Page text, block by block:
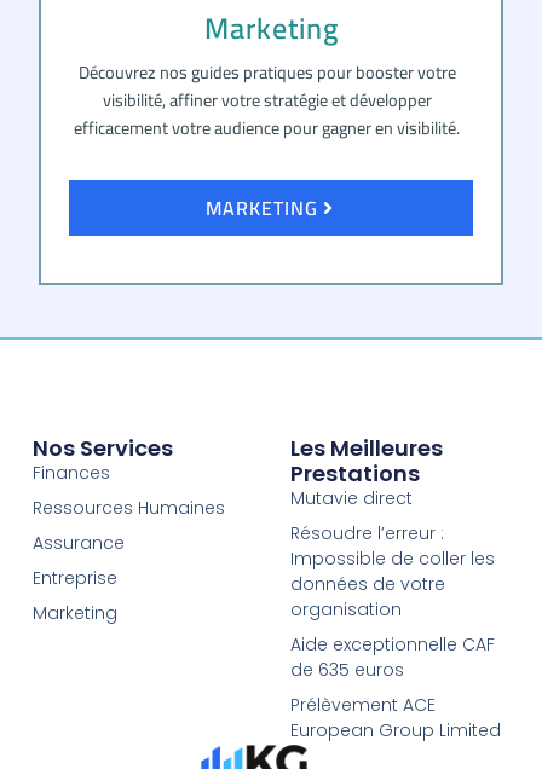
Marketing
Découvrez nos guides pratiques pour booster votre
visibilité, affiner votre stratégie et développer
efficacement votre audience pour gagner en visibilité.
MARKETING
Nos Services
Finances
Ressources Humaines
Assurance
Entreprise
Marketing
Les Meilleures
Prestations
Mutavie direct
Résoudre l’erreur :
Impossible de coller les
données de votre
organisation
Aide exceptionnelle CAF
de 635 euros
Prélèvement ACE
European Group Limited